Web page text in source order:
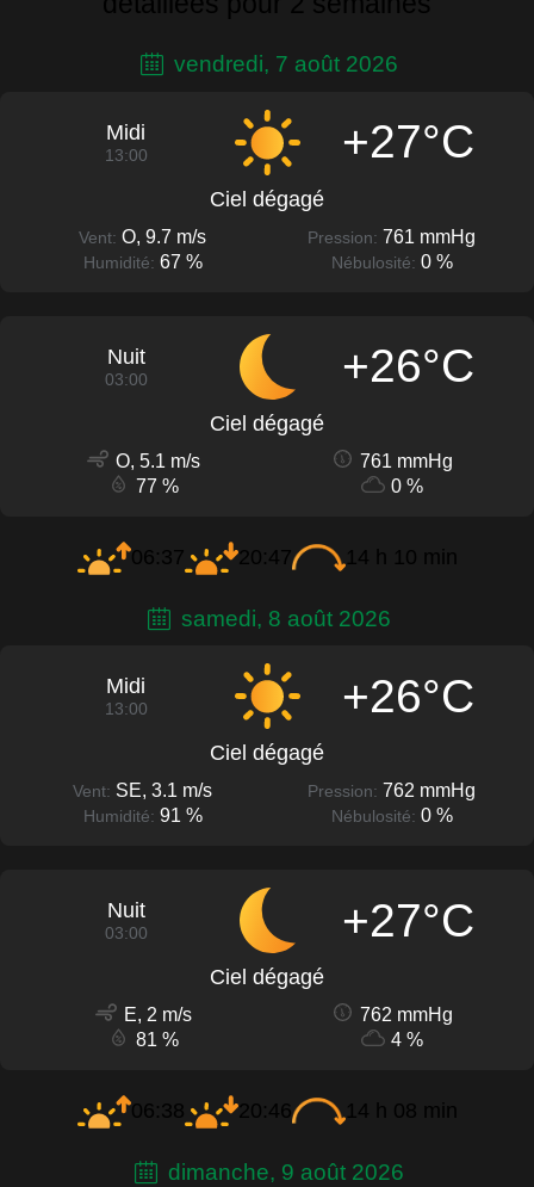
vendredi, 7 août 2026
Midi
13:00 +27°C
Ciel dégagé
Vent: O, 9.7 m/s Pression: 761 mmHg
Humidité: 67 % Nébulosité: 0 %
Nuit
03:00 +26°C
Ciel dégagé
O, 5.1 m/s
761 mmHg
77 %
0 %
06:37 20:47 14 h 10 min
samedi, 8 août 2026
Midi
13:00 +26°C
Ciel dégagé
Vent: SE, 3.1 m/s Pression: 762 mmHg
Humidité: 91 % Nébulosité: 0 %
Nuit
03:00 +27°C
Ciel dégagé
E, 2 m/s
762 mmHg
81 %
4 %
06:38 20:46 14 h 08 min
dimanche, 9 août 2026